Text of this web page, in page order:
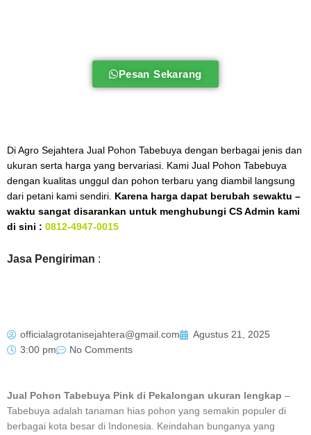
Pesan Sekarang
Di Agro Sejahtera Jual Pohon Tabebuya dengan berbagai jenis dan
ukuran serta harga yang bervariasi. Kami Jual Pohon Tabebuya
dengan kualitas unggul dan pohon terbaru yang diambil langsung
dari petani kami sendiri. Karena harga dapat berubah sewaktu –
waktu sangat disarankan untuk menghubungi CS Admin kami
di sini : 0812-4947-0015
Jasa Pengiriman :
officialagrotanisejahtera@gmail.com
Agustus 21, 2025
3:00 pm
No Comments
Jual Pohon Tabebuya Pink di Pekalongan ukuran lengkap –
Tabebuya adalah tanaman hias pohon yang semakin populer di
berbagai kota besar di Indonesia. Keindahan bunganya yang